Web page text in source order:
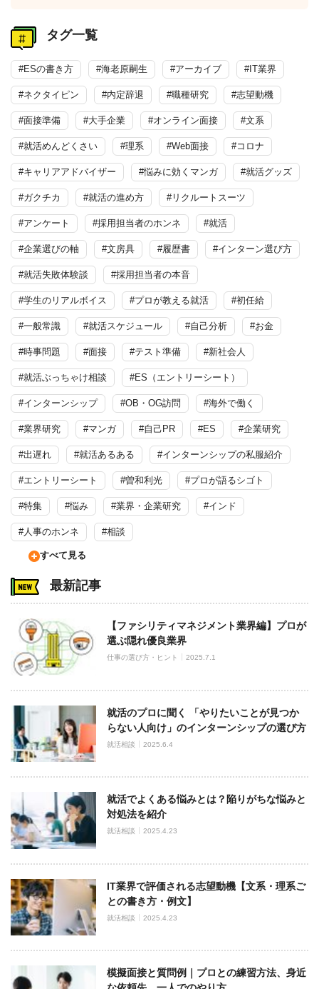
タグ一覧
#ESの書き方 #海老原嗣生 #アーカイブ #IT業界
#ネクタイピン #内定辞退 #職種研究 #志望動機
#面接準備 #大手企業 #オンライン面接 #文系
#就活めんどくさい #理系 #Web面接 #コロナ
#キャリアアドバイザー #悩みに効くマンガ #就活グッズ
#ガクチカ #就活の進め方 #リクルートスーツ
#アンケート #採用担当者のホンネ #就活
#企業選びの軸 #文房具 #履歴書 #インターン選び方
#就活失敗体験談 #採用担当者の本音
#学生のリアルボイス #プロが教える就活 #初任給
#一般常識 #就活スケジュール #自己分析 #お金
#時事問題 #面接 #テスト準備 #新社会人
#就活ぶっちゃけ相談 #ES（エントリーシート）
#インターンシップ #OB・OG訪問 #海外で働く
#業界研究 #マンガ #自己PR #ES #企業研究
#出遅れ #就活あるある #インターンシップの私服紹介
#エントリーシート #曽和利光 #プロが語るシゴト
#特集 #悩み #業界・企業研究 #インド
#人事のホンネ #相談
すべて見る
最新記事
【ファシリティマネジメント業界編】プロが
選ぶ隠れ優良業界
仕事の選び方・ヒント 2025.7.1
就活のプロに聞く 「やりたいことが見つか
らない人向け」のインターンシップの選び方
就活相談 2025.6.4
就活でよくある悩みとは？陥りがちな悩みと
対処法を紹介
就活相談 2025.4.23
IT業界で評価される志望動機【文系・理系ご
との書き方・例文】
就活相談 2025.4.23
模擬面接と質問例｜プロとの練習方法、身近